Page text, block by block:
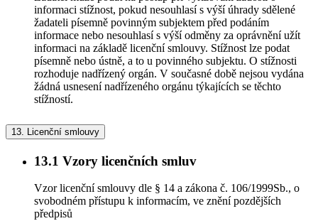
informaci stížnost, pokud nesouhlasí s výší úhrady sdělené
žadateli písemně povinným subjektem před podáním
informace nebo nesouhlasí s výší odměny za oprávnění užít
informaci na základě licenční smlouvy. Stížnost lze podat
písemně nebo ústně, a to u povinného subjektu. O stížnosti
rozhoduje nadřízený orgán. V současné době nejsou vydána
žádná usnesení nadřízeného orgánu týkajících se těchto
stížností.
13. Licenční smlouvy
13.1 Vzory licenčních smluv
Vzor licenční smlouvy dle § 14 a zákona č. 106/1999Sb., o
svobodném přístupu k informacím, ve znění pozdějších
předpisů